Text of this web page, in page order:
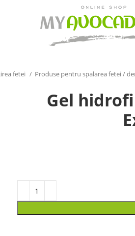
fetei Produse pentru spalarea fetei /
Gel